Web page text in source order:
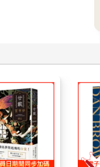
的智慧。全書分為四
段：尋找合適伴侶、
長久的情感火花，最
心原則。
。這些內容並非泛
具體建議、創意點
讀者可以現學現用的
，前四章皆以長者的
試的具體方法。每章